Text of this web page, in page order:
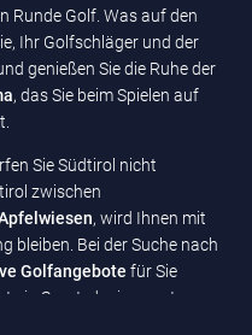
Runde Golf. Was auf den
Ihr Golfschläger und der
genießen Sie die Ruhe der
, das Sie beim Spielen auf
Sie Südtirol nicht
zwischen
, wird Ihnen mit
bleiben. Bei der Suche nach
Golfangebote für Sie
ein Sport, der in engster